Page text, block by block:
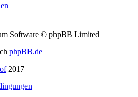
Software © phpBB Limited
phpBB.de
2017